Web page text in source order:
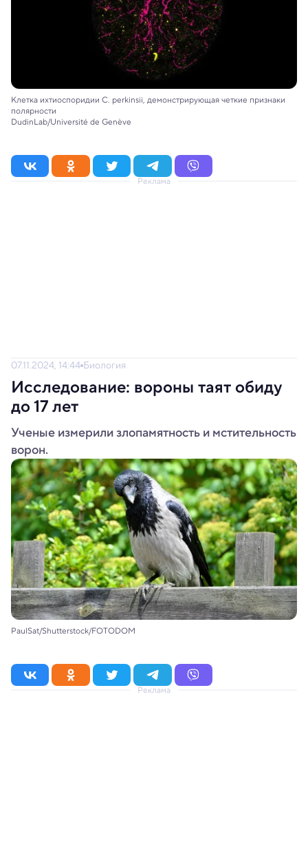
Клетка ихтиоспоридии C. perkinsii, демонстрирующая четкие признаки
полярности
DudinLab/Université de Genève
Реклама
07.11.2024, 14:44 Биология
Исследование: вороны таят обиду
до 17 лет
Ученые измерили злопамятность и мстительность
ворон.
PaulSat/Shutterstock/FOTODOM
Реклама